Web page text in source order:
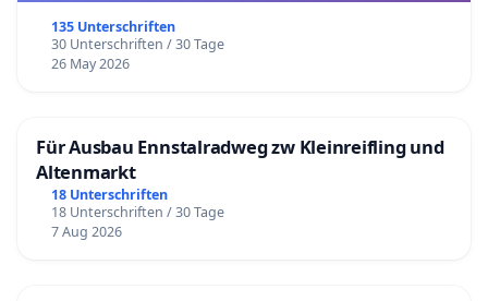
135 Unterschriften
30 Unterschriften / 30 Tage
26 May 2026
Für Ausbau Ennstalradweg zw Kleinreifling und
Altenmarkt
18 Unterschriften
18 Unterschriften / 30 Tage
7 Aug 2026